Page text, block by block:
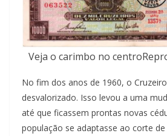
Veja o carimbo no
No fim dos anos de 1960, o
desvalorizado. Isso levou a uma
até que ficassem prontas novas
população se adaptasse ao corte